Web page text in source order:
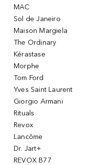
MAC
Sol de Janeiro
Maison Margiela
The Ordinary
Kérastase
Morphe
Tom Ford
Yves Saint Laurent
Giorgio Armani
Rituals
Revox
Lancôme
Dr. Jart+
REVOX B77